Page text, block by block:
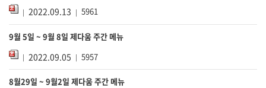
2022.09.13 5961
9월 5일 ~ 9월 8일 제다움 주간 메뉴
2022.09.05 5957
8월29일 ~ 9월2일 제다움 주간 메뉴